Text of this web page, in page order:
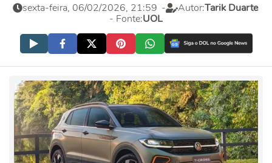
sexta-feira, 06/02/2026, 21:59 - Autor:Tarik Duarte
- Fonte:UOL